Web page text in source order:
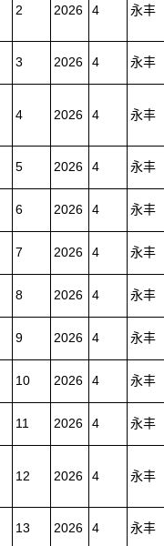
2 2026 4 永丰
3 2026 4 永丰
4 2026 4 永丰
5 2026 4 永丰
6 2026 4 永丰
7 2026 4 永丰
8 2026 4 永丰
9 2026 4 永丰
10 2026 4 永丰
11 2026 4 永丰
12 2026 4 永丰
13 2026 4 永丰